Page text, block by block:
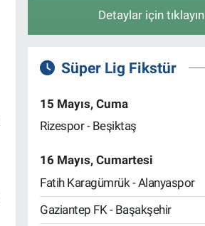
Detaylar için tıklayın
Süper Lig Fikstür
15 Mayıs, Cuma
Rizespor - Beşiktaş
16 Mayıs, Cumartesi
Fatih Karagümrük - Alanyaspor
Gaziantep FK - Başakşehir